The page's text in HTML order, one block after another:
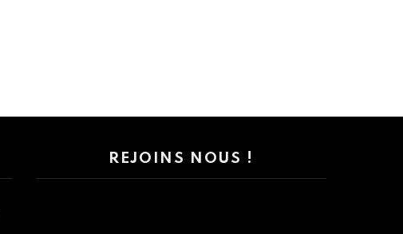
REJOINS NOUS !